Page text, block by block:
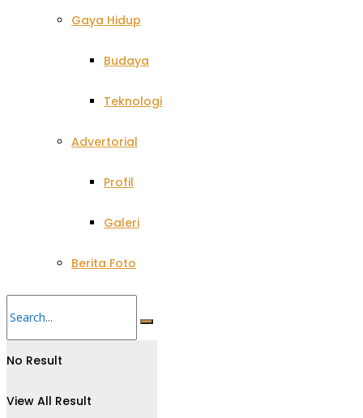
Gaya Hidup
Budaya
Teknologi
Advertorial
Profil
Galeri
Berita Foto
No Result
View All Result